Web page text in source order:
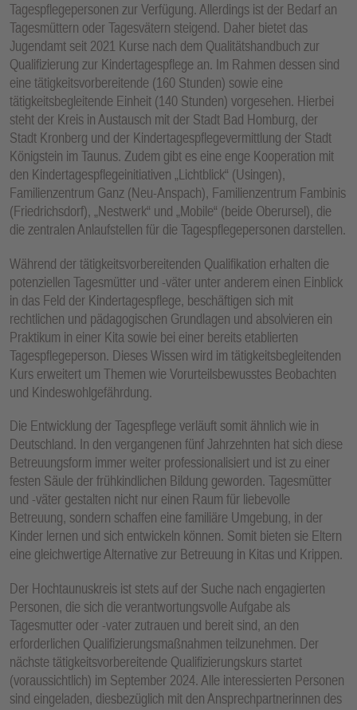
Tagespflegepersonen zur Verfügung. Allerdings ist der Bedarf an
Tagesmüttern oder Tagesvätern steigend. Daher bietet das
Jugendamt seit 2021 Kurse nach dem Qualitätshandbuch zur
Qualifizierung zur Kindertagespflege an. Im Rahmen dessen sind
eine tätigkeitsvorbereitende (160 Stunden) sowie eine
tätigkeitsbegleitende Einheit (140 Stunden) vorgesehen. Hierbei
steht der Kreis in Austausch mit der Stadt Bad Homburg, der
Stadt Kronberg und der Kindertagespflegevermittlung der Stadt
Königstein im Taunus. Zudem gibt es eine enge Kooperation mit
den Kindertagespflegeinitiativen „Lichtblick“ (Usingen),
Familienzentrum Ganz (Neu-Anspach), Familienzentrum Fambinis
(Friedrichsdorf), „Nestwerk“ und „Mobile“ (beide Oberursel), die
die zentralen Anlaufstellen für die Tagespflegepersonen darstellen.
Während der tätigkeitsvorbereitenden Qualifikation erhalten die
potenziellen Tagesmütter und -väter unter anderem einen Einblick
in das Feld der Kindertagespflege, beschäftigen sich mit
rechtlichen und pädagogischen Grundlagen und absolvieren ein
Praktikum in einer Kita sowie bei einer bereits etablierten
Tagespflegeperson. Dieses Wissen wird im tätigkeitsbegleitenden
Kurs erweitert um Themen wie Vorurteilsbewusstes Beobachten
und Kindeswohlgefährdung.
Die Entwicklung der Tagespflege verläuft somit ähnlich wie in
Deutschland. In den vergangenen fünf Jahrzehnten hat sich diese
Betreuungsform immer weiter professionalisiert und ist zu einer
festen Säule der frühkindlichen Bildung geworden. Tagesmütter
und -väter gestalten nicht nur einen Raum für liebevolle
Betreuung, sondern schaffen eine familiäre Umgebung, in der
Kinder lernen und sich entwickeln können. Somit bieten sie Eltern
eine gleichwertige Alternative zur Betreuung in Kitas und Krippen.
Der Hochtaunuskreis ist stets auf der Suche nach engagierten
Personen, die sich die verantwortungsvolle Aufgabe als
Tagesmutter oder -vater zutrauen und bereit sind, an den
erforderlichen Qualifizierungsmaßnahmen teilzunehmen. Der
nächste tätigkeitsvorbereitende Qualifizierungskurs startet
(voraussichtlich) im September 2024. Alle interessierten Personen
sind eingeladen, diesbezüglich mit den Ansprechpartnerinnen des